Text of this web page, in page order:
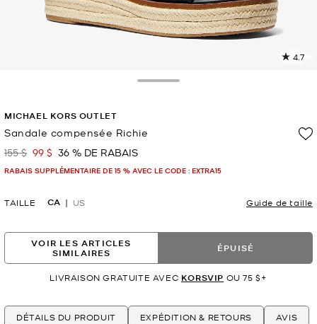
4.7
MICHAEL KORS OUTLET
Sandale compensée Richie
était
155 $ maintenant
99 $ 36 % DE RABAIS
RABAIS SUPPLÉMENTAIRE DE 15 % AVEC LE CODE : EXTRA15
TAILLE CA US Guide de taille
VOIR LES ARTICLES
SIMILAIRES
ÉPUISÉ
LIVRAISON GRATUITE AVEC KORSVIP OU 75 $+
DÉTAILS DU PRODUIT EXPÉDITION & RETOURS AVIS